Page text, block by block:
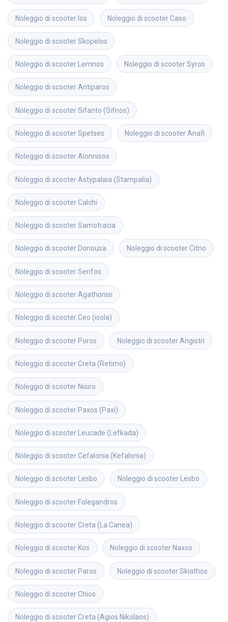
Noleggio di scooterIos Noleggio di scooterCaso
Noleggio di scooterSkopelos
Noleggio di scooter Lemnos Noleggio di scooterSyros
Noleggio di scooterAntiparos
Noleggio di scooterSifanto (Sifnos)
Noleggio di scooterSpetses Noleggio di scooter Anafi
Noleggio di scooterAlonnisos
Noleggio di scooter Astypalaia (Stampalia)
Noleggio di scooterCalchi
Noleggio di scooterSamotracia
Noleggio di scooter Donousa Noleggio di scooterCitno
Noleggio di scooterSerifos
Noleggio di scooter Agathonisi
Noleggio di scooterCeo (isola)
Noleggio di scooter Poros Noleggio di scooter Angistri
Noleggio di scooterCreta (Retimo)
Noleggio di scooter Nisiro
Noleggio di scooterPaxos (Paxi)
Noleggio di scooter Leucade (Lefkada)
Noleggio di scooterCefalonia (Kefalonia)
Noleggio di scooter Lesbo Noleggio di scooter Lesbo
Noleggio di scooter Folegandros
Noleggio di scooterCreta (La Canea)
Noleggio di scooter Kos Noleggio di scooter Naxos
Noleggio di scooter Paros Noleggio di scooterSkiathos
Noleggio di scooterChios
Noleggio di scooterCreta (Agios Nikolaos)